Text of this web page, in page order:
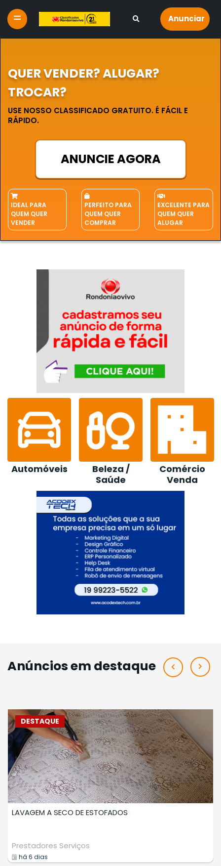
Anunciar
QUER VENDER? ALUGAR?
TROCAR?
USE NOSSO CLASSIFICADO GRATUITO. É FÁCIL E
RÁPIDO.
ANUNCIE AGORA
IDEAL PARA
QUEM QUER
VENDER
PERFEITO PARA
QUEM QUER
COMPRAR
EXCELENTE PARA
QUEM QUER
ALUGAR
Beleza /
Comércio
Venda
Construção /
Loja
Anúncios em destaque
DESTAQUE
CURSO DE MAPEAMENTO AEREO COM DRONE
Cursos
há 7 dias